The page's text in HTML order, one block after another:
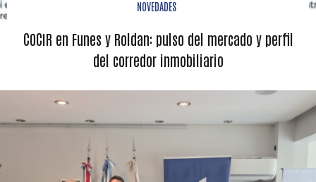
NOVEDADES
COCIR en Funes y Roldan: pulso del mercado y perfil
del corredor inmobiliario